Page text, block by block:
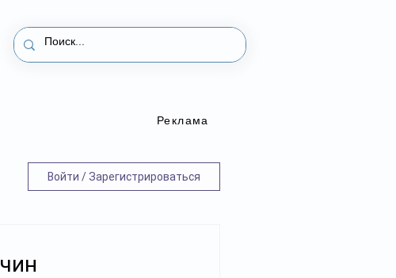
Реклама
Войти / Зарегистрироваться